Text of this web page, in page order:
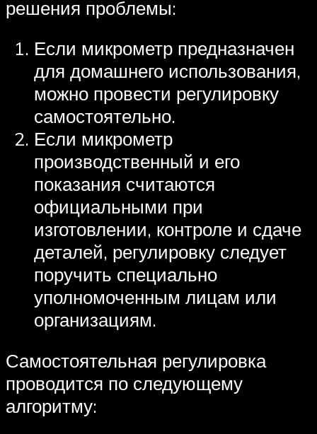
решения проблемы:
Если микрометр предназначен
для домашнего использования,
можно провести регулировку
самостоятельно.
Если микрометр
производственный и его
показания считаются
официальными при
изготовлении, контроле и сдаче
деталей, регулировку следует
поручить специально
уполномоченным лицам или
организациям.
Самостоятельная регулировка
проводится по следующему
алгоритму: